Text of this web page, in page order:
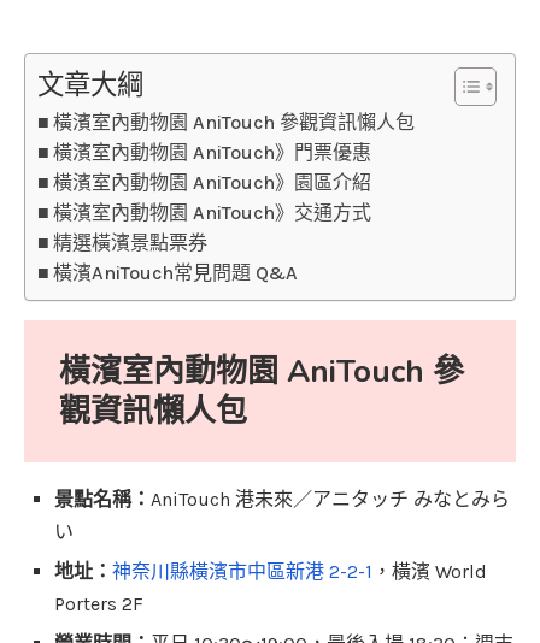
文章大綱
橫濱室內動物園 AniTouch 參觀資訊懶人包
橫濱室內動物園 AniTouch》門票優惠
橫濱室內動物園 AniTouch》園區介紹
橫濱室內動物園 AniTouch》交通方式
精選橫濱景點票券
橫濱AniTouch常見問題 Q&A
橫濱室內動物園 AniTouch 參
觀資訊懶人包
景點名稱： AniTouch 港未來／アニタッチ みなとみら
い
地址： 神奈川縣橫濱市中區新港 2-2-1 ，橫濱 World
Porters 2F